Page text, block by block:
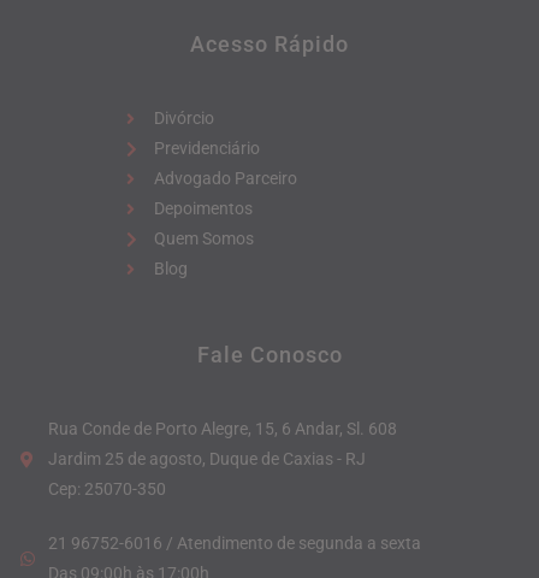
Acesso Rápido
Divórcio
Previdenciário
Advogado Parceiro
Depoimentos
Quem Somos
Blog
Fale Conosco
Rua Conde de Porto Alegre, 15, 6 Andar, Sl. 608
Jardim 25 de agosto, Duque de Caxias - RJ
Cep: 25070-350
21 96752-6016 / Atendimento de segunda a sexta
Das 09:00h às 17:00h